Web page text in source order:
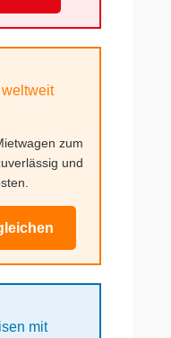
zum
und
mit